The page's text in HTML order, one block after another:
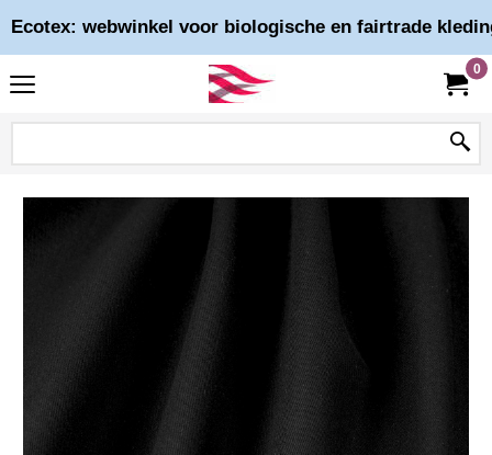
Ecotex: webwinkel voor biologische en fairtrade
0